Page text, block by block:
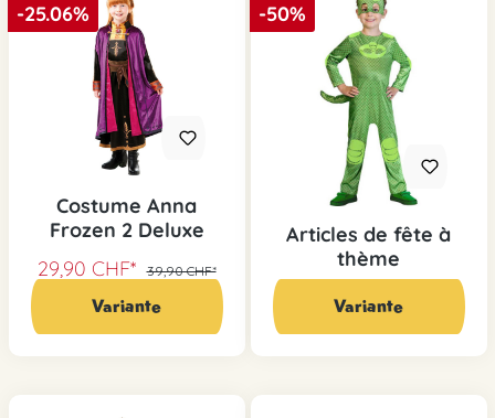
-25.06%
Costume Anna
Frozen 2 Deluxe
29,90 CHF*
39,90 CHF*
Variante
-50%
Articles de fête à
thème
19,95 CHF* 39,90 CHF*
Variante